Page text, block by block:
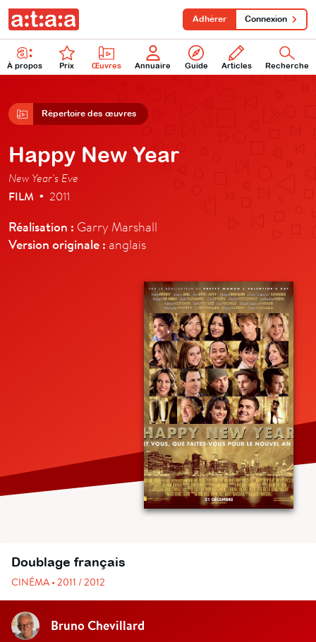
À propos Prix Œuvres Annuaire Guide Articles Recherche
Adhérer Connexion
Répertoire des œuvres
Happy New Year
New Year's Eve
FILM • 2011
Réalisation : Garry Marshall
Version originale : anglais
Doublage français
CINÉMA • 2011 / 2012
Bruno Chevillard